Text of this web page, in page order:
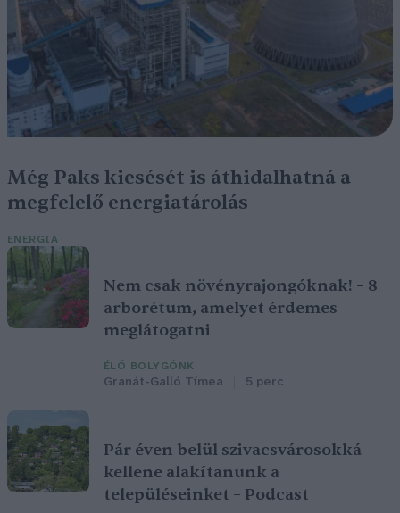
Még Paks kiesését is áthidalhatná a
megfelelő energiatárolás
ENERGIA
Nem csak növényrajongóknak! – 8
arborétum, amelyet érdemes
meglátogatni
ÉLŐ BOLYGÓNK
Granát-Galló Tímea 5 perc
Pár éven belül szivacsvárosokká
kellene alakítanunk a
településeinket – Podcast